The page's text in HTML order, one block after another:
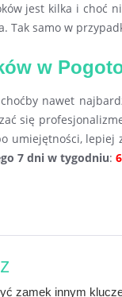
jest kilka i choć
Tak samo w
w
nawet
się
umiejętności, lepiej
7 dni w tygodniu:
zamek innym